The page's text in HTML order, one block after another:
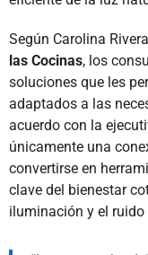
Según Carolina
las Cocinas, los
soluciones que les
adaptados a las
acuerdo con la
únicamente una
convertirse en
clave del bienestar
iluminación y el